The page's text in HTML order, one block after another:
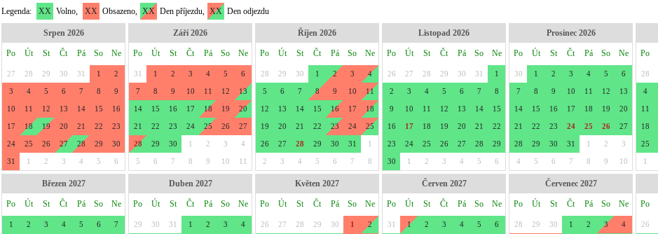
Legenda: XX Volno, XX Obsazeno, XX Den příjezdu, XX Den odjezdu
Srpen 2026
Po Út St Čt Pá So Ne
27 28 29 30 31 1 2
3 4 5 6 7 8 9
10 11 12 13 14 15 16
17 18 19 20 21 22 23
24 25 26 27 28 29 30
31 1 2 3 4 5 6
Září 2026
Po Út St Čt Pá So Ne
31 1 2 3 4 5 6
7 8 9 10 11 12 13
14 15 16 17 18 19 20
21 22 23 24 25 26 27
28 29 30 1 2 3 4
5 6 7 8 9 10 11
Říjen 2026
Po Út St Čt Pá So Ne
28 29 30 1 2 3 4
5 6 7 8 9 10 11
12 13 14 15 16 17 18
19 20 21 22 23 24 25
26 27 28 29 30 31 1
2 3 4 5 6 7 8
Listopad 2026
Po Út St Čt Pá So Ne
26 27 28 29 30 31 1
2 3 4 5 6 7 8
9 10 11 12 13 14 15
16 17 18 19 20 21 22
23 24 25 26 27 28 29
30 1 2 3 4 5 6
Prosinec 2026
Po Út St Čt Pá So Ne
30 1 2 3 4 5 6
7 8 9 10 11 12 13
14 15 16 17 18 19 20
21 22 23 24 25 26 27
28 29 30 31 1 2 3
4 5 6 7 8 9 10
Po
28
4
11
18
25
1
Březen 2027
Po Út St Čt Pá So Ne
1 2 3 4 5 6 7
Duben 2027
Po Út St Čt Pá So Ne
29 30 31 1 2 3 4
Květen 2027
Po Út St Čt Pá So Ne
26 27 28 29 30 1 2
Červen 2027
Po Út St Čt Pá So Ne
31 1 2 3 4 5 6
Červenec 2027
Po Út St Čt Pá So Ne
28 29 30 1 2 3 4
Po
26